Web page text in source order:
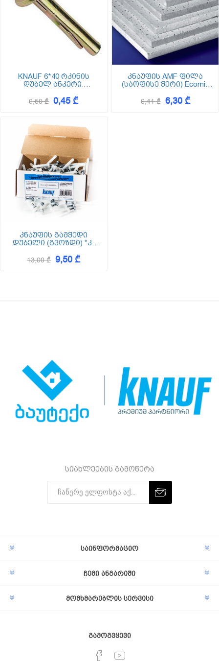
KNAUF 6*40 რკინის
დუბელ ანკერი.
დიამეტრით
0,50 ₾ 0,45 ₾
კნაუფის AMF ფილა
(საოფისე ჭერი) Ecomin
(შეფუთვა 18ც-6,48 კვ.მ)
6,41 ₾ 6,30 ₾
კნაუფის გამჭედი
დუბელი (გვოზდი) "კ"
13,00 ₾ 9,50 ₾
სიახლეების გამოწერა
საინფორმაციო
ჩემი ანგარიში
მომხმარებლის სერვისი
გამოგვყევი